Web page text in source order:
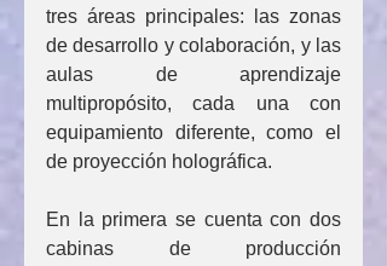
tres áreas principales: las zonas
de desarrollo y colaboración, y las
aulas de aprendizaje
multipropósito, cada una con
equipamiento diferente, como el
de proyección holográfica.
En la primera se cuenta con dos
cabinas de producción